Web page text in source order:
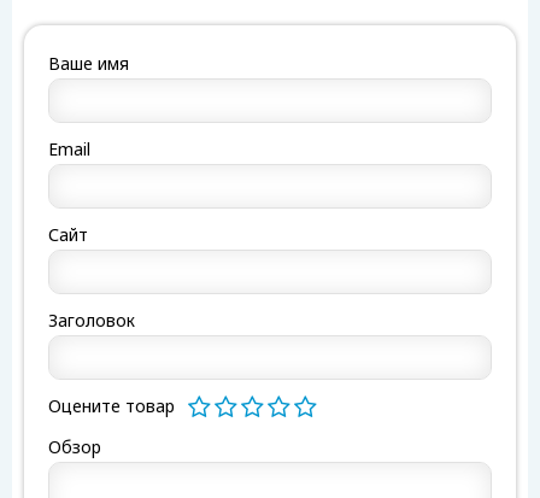
Ваше имя
Email
Сайт
Заголовок
Оцените товар
Обзор